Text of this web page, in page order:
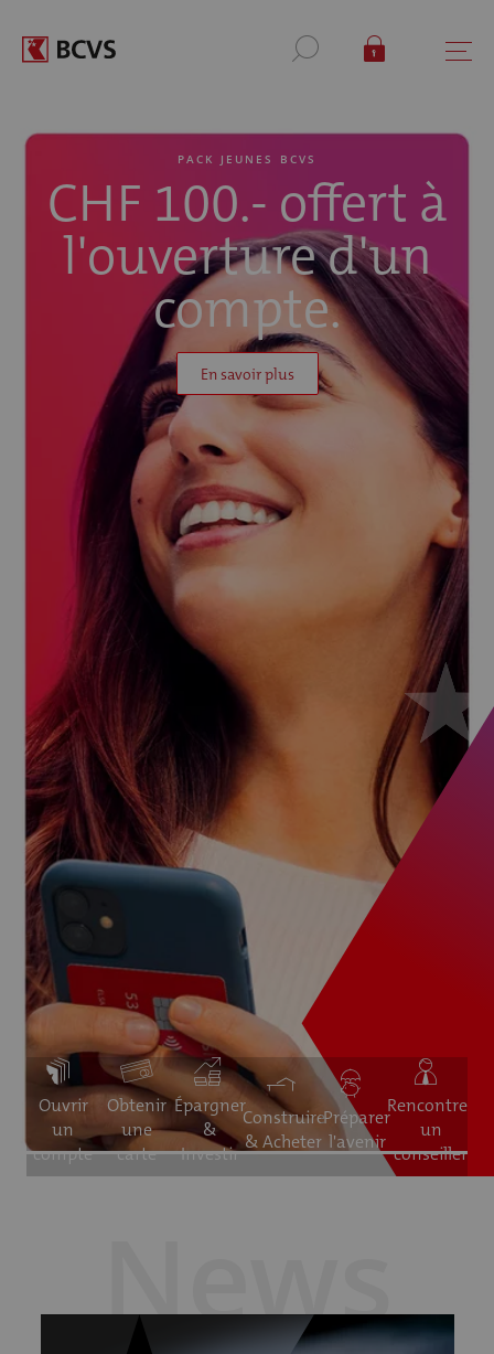
PACK JEUNES BCVS
CHF 100.- offert à
l'ouverture d'un
compte.
En savoir plus
Ouvrir
un
compte
Obtenir
une
carte
Épargner
&
Investir
Construire
& Acheter
Préparer
l'avenir
Rencontrer
un
conseiller
News